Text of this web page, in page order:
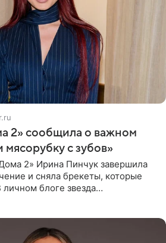
2» сообщила о важном
с зубов»
2» Ирина Пинчук завершила
и сняла брекеты, которые
блоге звезда